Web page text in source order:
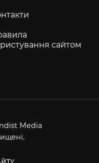
сайтом
Media